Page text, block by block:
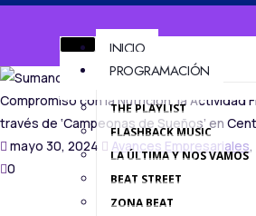
INICIO
PROGRAMACIÓN
THE PLAYLIST
FLASHBACK MUSIC
LA ÚLTIMA Y NOS VAMOS
BEAT STREET
ZONA BEAT
mayo 30, 2024 Avances Empresariales,
0